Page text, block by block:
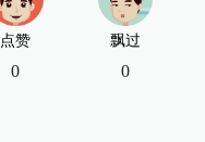
点赞
0
飘过
0